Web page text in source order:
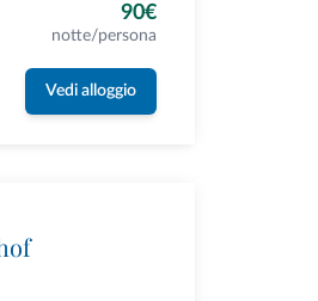
90€
notte/persona
Vedi alloggio